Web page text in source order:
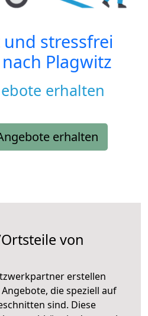
stressfrei
Plagwitz
erhalten
erhalten
von
erstellen
die speziell auf
sind. Diese